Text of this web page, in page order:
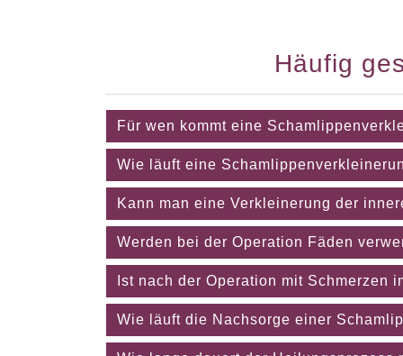
Häufig
Für wen kommt eine
Wie läuft eine
Kann man eine Verkleinerung der
Werden bei der Operation Fäden
Ist nach der Operation mit Schmerzen
Wie läuft die Nachsorge einer